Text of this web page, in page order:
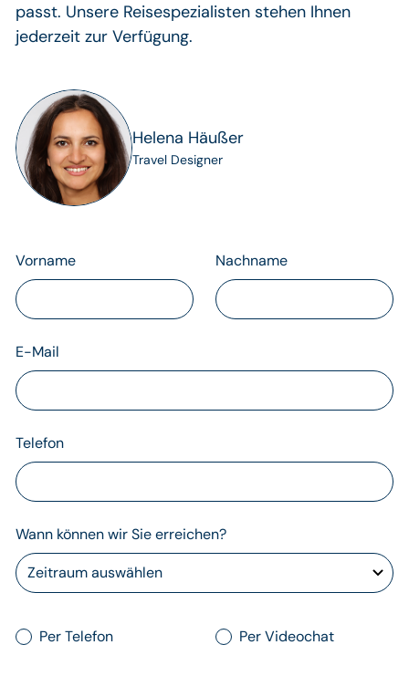
passt. Unsere Reisespezialisten stehen Ihnen
jederzeit zur Verfügung.
Helena Häußer
Travel Designer
Vorname Nachname
E-Mail
Telefon
Wann können wir Sie erreichen?
Per Telefon Per Videochat